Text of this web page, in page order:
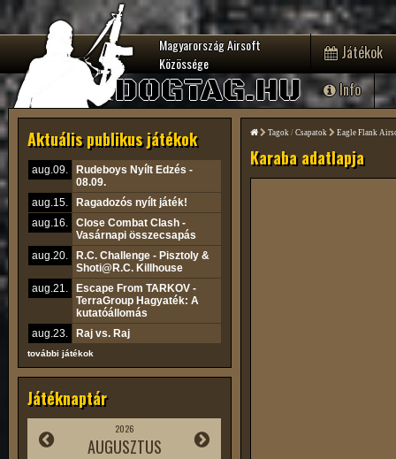
Magyarország Airsoft
Közössége
DOGTAG.HU
Játékok
Info
Aktuális publikus játékok
aug.09.
Rudeboys Nyílt Edzés -
08.09.
aug.15.
Ragadozós nyílt játék!
aug.16.
Close Combat Clash -
Vasárnapi összecsapás
aug.20.
R.C. Challenge - Pisztoly &
Shoti@R.C. Killhouse
aug.21.
Escape From TARKOV -
TerraGroup Hagyaték: A
kutatóállomás
aug.23.
Raj vs. Raj
további játékok
Játéknaptár
2026
AUGUSZTUS
Tagok / Csapatok Eagle Flank
Karaba adatlapja